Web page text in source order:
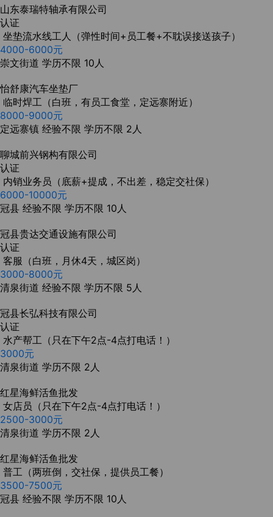
山东泰瑞特轴承有限公司
认证
坐垫流水线工人（弹性时间+员工餐+不耽误接送孩子）
4000-6000元
崇文街道 学历不限 10人
怡舒康汽车坐垫厂
临时焊工（白班，有员工食堂，定远寨附近）
8000-9000元
定远寨镇 经验不限 学历不限 2人
聊城前兴钢构有限公司
认证
内销业务员（底薪+提成，不出差，稳定交社保）
6000-10000元
冠县 经验不限 学历不限 10人
冠县贵达交通设施有限公司
认证
客服（白班，月休4天，城区岗）
3000-8000元
清泉街道 经验不限 学历不限 5人
冠县长弘科技有限公司
认证
水产帮工（只在下午2点-4点打电话！）
3000元
清泉街道 学历不限 2人
红星海鲜活鱼批发
女店员（只在下午2点-4点打电话！）
2500-3000元
清泉街道 学历不限 2人
红星海鲜活鱼批发
普工（两班倒，交社保，提供员工餐）
3500-7500元
冠县 经验不限 学历不限 10人